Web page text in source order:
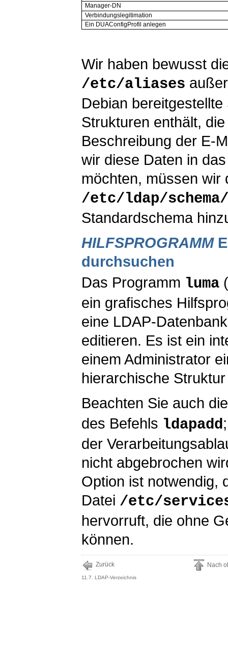
Manager-DN
Verbindungslegitimation
Ein DUAConfigProfil anlegen
Wir haben bewusst
/etc/aliases
Debian
Strukturen enthält,
Beschreibung der E-
wir diese Daten in
möchten, müssen wir
/etc/ldap/schema/
Standardschema
HILFSPROGRAMM
durchsuchen
Das Programm luma
ein grafisches
eine LDAP-
editieren. Es ist ein
einem Administrator
hierarchische
Beachten Sie auch
des Befehls ldapadd
der
nicht abgebrochen
Option ist notwendig,
Datei /etc/
hervorruft, die ohne
können.
Zurück
11.7. LDAP-Verzeichnis
Nach